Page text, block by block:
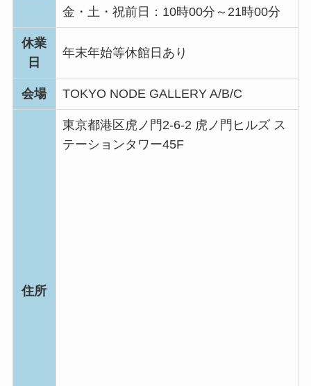
金・土・祝前日：10時00分～21時00分
休業
日
年末年始等休館日あり
会場 TOKYO NODE GALLERY A/B/C
住所
東京都港区虎ノ門2-6-2 虎ノ門ヒルズ ス
テーションタワー45F